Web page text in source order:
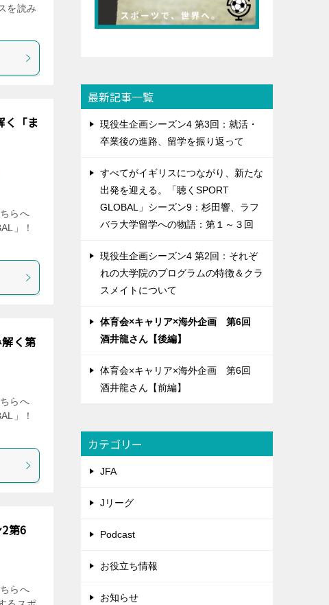
を読み
く「ま
らへ
」！
く第
らへ
」！
第6
らへ
最新記事一覧
現役生企画シーズン4 第3回：就活・
卒業後の進路、留学を振り返って
すべてがイギリスにつながり、新たな
出発を迎える。「聴くSPORT
GLOBAL」シーズン9：杉田響、ラフ
バラ大学留学への物語：第１～３回
現役生企画シーズン4 第2回：それぞ
れの大学院のプログラムの特徴＆クラ
スメイトについて
体育会×キャリア×海外企画 第6回
酒井龍さん【後編】
体育会×キャリア×海外企画 第6回
酒井龍さん【前編】
カテゴリー
JFA
Jリーグ
Podcast
お役立ち情報
お知らせ